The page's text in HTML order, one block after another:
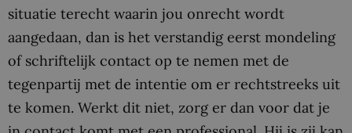
situatie terecht waarin jou onrecht wordt
aangedaan, dan is het verstandig eerst mondeling
of schriftelijk contact op te nemen met de
tegenpartij met de intentie om er rechtstreeks uit
te komen. Werkt dit niet, zorg er dan voor dat je